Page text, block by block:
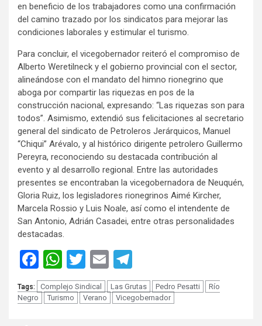
en beneficio de los trabajadores como una confirmación
del camino trazado por los sindicatos para mejorar las
condiciones laborales y estimular el turismo.
Para concluir, el vicegobernador reiteró el compromiso de
Alberto Weretilneck y el gobierno provincial con el sector,
alineándose con el mandato del himno rionegrino que
aboga por compartir las riquezas en pos de la
construcción nacional, expresando: “Las riquezas son para
todos”. Asimismo, extendió sus felicitaciones al secretario
general del sindicato de Petroleros Jerárquicos, Manuel
“Chiqui” Arévalo, y al histórico dirigente petrolero Guillermo
Pereyra, reconociendo su destacada contribución al
evento y al desarrollo regional. Entre las autoridades
presentes se encontraban la vicegobernadora de Neuquén,
Gloria Ruiz, los legisladores rionegrinos Aimé Kircher,
Marcela Rossio y Luis Noale, así como el intendente de
San Antonio, Adrián Casadei, entre otras personalidades
destacadas.
Facebook
WhatsApp
Twitter
Email
Tags: Complejo Sindical Las Grutas Pedro Pesatti
Río
Negro
Turismo Verano Vicegobernador